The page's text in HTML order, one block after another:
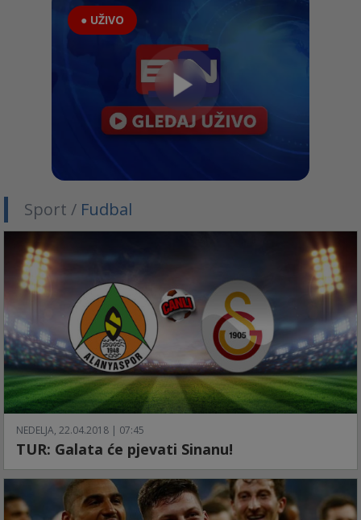
● UŽIVO
Sport / Fudbal
NEDELJA, 22.04.2018 | 07:45
TUR: Galata će pjevati Sinanu!